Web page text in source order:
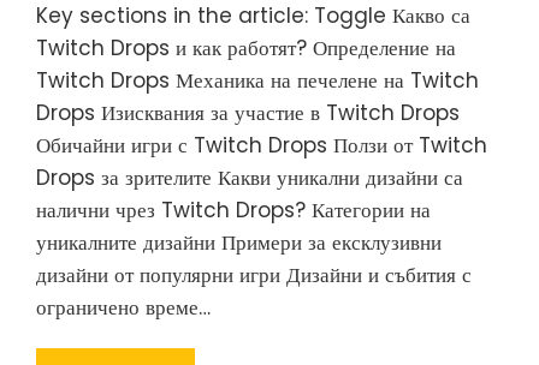
Key sections in the article: Toggle Какво са
Twitch Drops и как работят? Определение на
Twitch Drops Механика на печелене на Twitch
Drops Изисквания за участие в Twitch Drops
Обичайни игри с Twitch Drops Ползи от Twitch
Drops за зрителите Какви уникални дизайни са
налични чрез Twitch Drops? Категории на
уникалните дизайни Примери за ексклузивни
дизайни от популярни игри Дизайни и събития с
ограничено време…